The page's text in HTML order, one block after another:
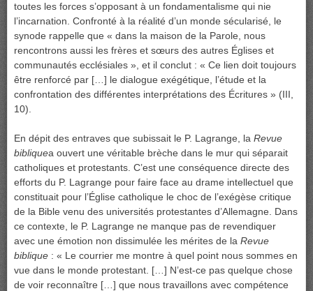
toutes les forces s’opposant à un fondamentalisme qui nie
l’incarnation. Confronté à la réalité d’un monde sécularisé, le
synode rappelle que « dans la maison de la Parole, nous
rencontrons aussi les frères et sœurs des autres Églises et
communautés ecclésiales », et il conclut : « Ce lien doit toujours
être renforcé par […] le dialogue exégétique, l’étude et la
confrontation des différentes interprétations des Écritures » (III,
10).
En dépit des entraves que subissait le P. Lagrange, la Revue
bibliquea ouvert une véritable brèche dans le mur qui séparait
catholiques et protestants. C’est une conséquence directe des
efforts du P. Lagrange pour faire face au drame intellectuel que
constituait pour l’Église catholique le choc de l’exégèse critique
de la Bible venu des universités protestantes d’Allemagne. Dans
ce contexte, le P. Lagrange ne manque pas de revendiquer
avec une émotion non dissimulée les mérites de la Revue
biblique : « Le courrier me montre à quel point nous sommes en
vue dans le monde protestant. […] N’est-ce pas quelque chose
de voir reconnaître […] que nous travaillons avec compétence